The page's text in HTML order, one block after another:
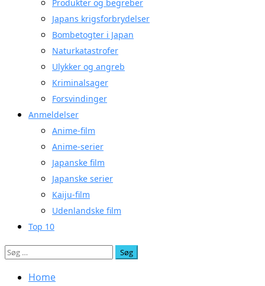
Produkter og begreber
Japans krigsforbrydelser
Bombetogter i Japan
Naturkatastrofer
Ulykker og angreb
Kriminalsager
Forsvindinger
Anmeldelser
Anime-film
Anime-serier
Japanske film
Japanske serier
Kaiju-film
Udenlandske film
Top 10
Søg
Home